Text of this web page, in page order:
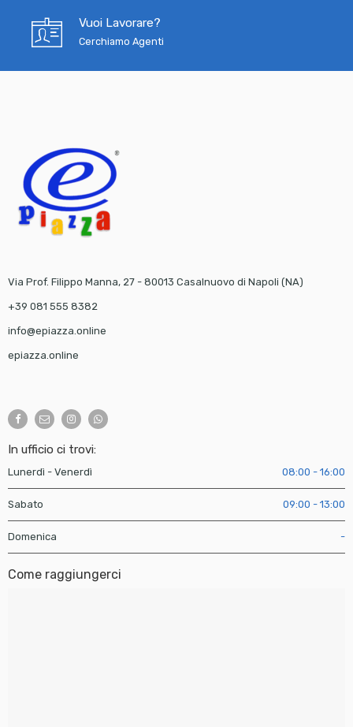
Vuoi Lavorare?
Cerchiamo Agenti
Via Prof. Filippo Manna, 27 - 80013 Casalnuovo di Napoli (NA)
+39 081 555 8382
info@epiazza.online
epiazza.online
In ufficio ci trovi:
Lunerdì - Venerdì 08:00 - 16:00
Sabato 09:00 - 13:00
Domenica -
Come raggiungerci